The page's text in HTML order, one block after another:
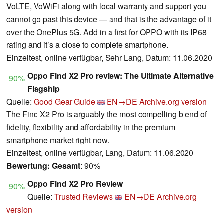
VoLTE, VoWiFi along with local warranty and support you
cannot go past this device — and that is the advantage of it
over the OnePlus 5G. Add in a first for OPPO with its IP68
rating and it’s a close to complete smartphone.
Einzeltest, online verfügbar, Sehr Lang, Datum: 11.06.2020
90% Oppo Find X2 Pro review: The Ultimate Alternative
Flagship
Quelle: Good Gear Guide EN→DE Archive.org version
The Find X2 Pro is arguably the most compelling blend of
fidelity, flexibility and affordability in the premium
smartphone market right now.
Einzeltest, online verfügbar, Lang, Datum: 11.06.2020
Bewertung: Gesamt: 90%
90% Oppo Find X2 Pro Review
Quelle: Trusted Reviews EN→DE Archive.org
version